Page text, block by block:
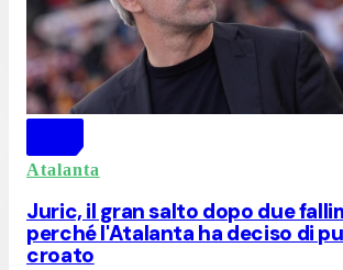
Atalanta
Juric, il gran salto dopo due
perché l'Atalanta ha deciso di
croato